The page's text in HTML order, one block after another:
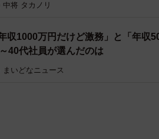
中将 タカノリ
年収1000万円だけど激務」と「年
40代社員が選んだのは
まいどなニュース